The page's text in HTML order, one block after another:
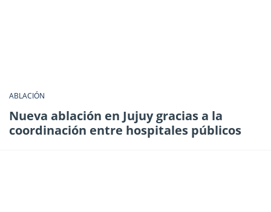
ABLACIÓN
Nueva ablación en Jujuy gracias a la
coordinación entre hospitales públicos